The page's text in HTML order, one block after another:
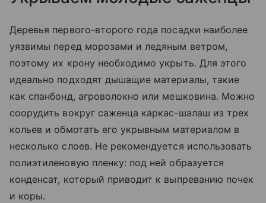
Деревья первого-второго года посадки наиболее
уязвимы перед морозами и ледяным ветром,
поэтому их крону необходимо укрыть. Для этого
идеально подходят дышащие материалы, такие
как спанбонд, агроволокно или мешковина. Можно
соорудить вокруг саженца каркас-шалаш из трех
кольев и обмотать его укрывным материалом в
несколько слоев. Не рекомендуется использовать
полиэтиленовую пленку: под ней образуется
конденсат, который приводит к выпреванию почек
и коры.